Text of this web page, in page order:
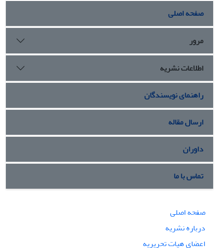
صفحه اصلی
مرور
اطلاعات نشریه
راهنمای نویسندگان
ارسال مقاله
داوران
تماس با ما
صفحه اصلی
درباره نشریه
اعضای هیات تحریریه